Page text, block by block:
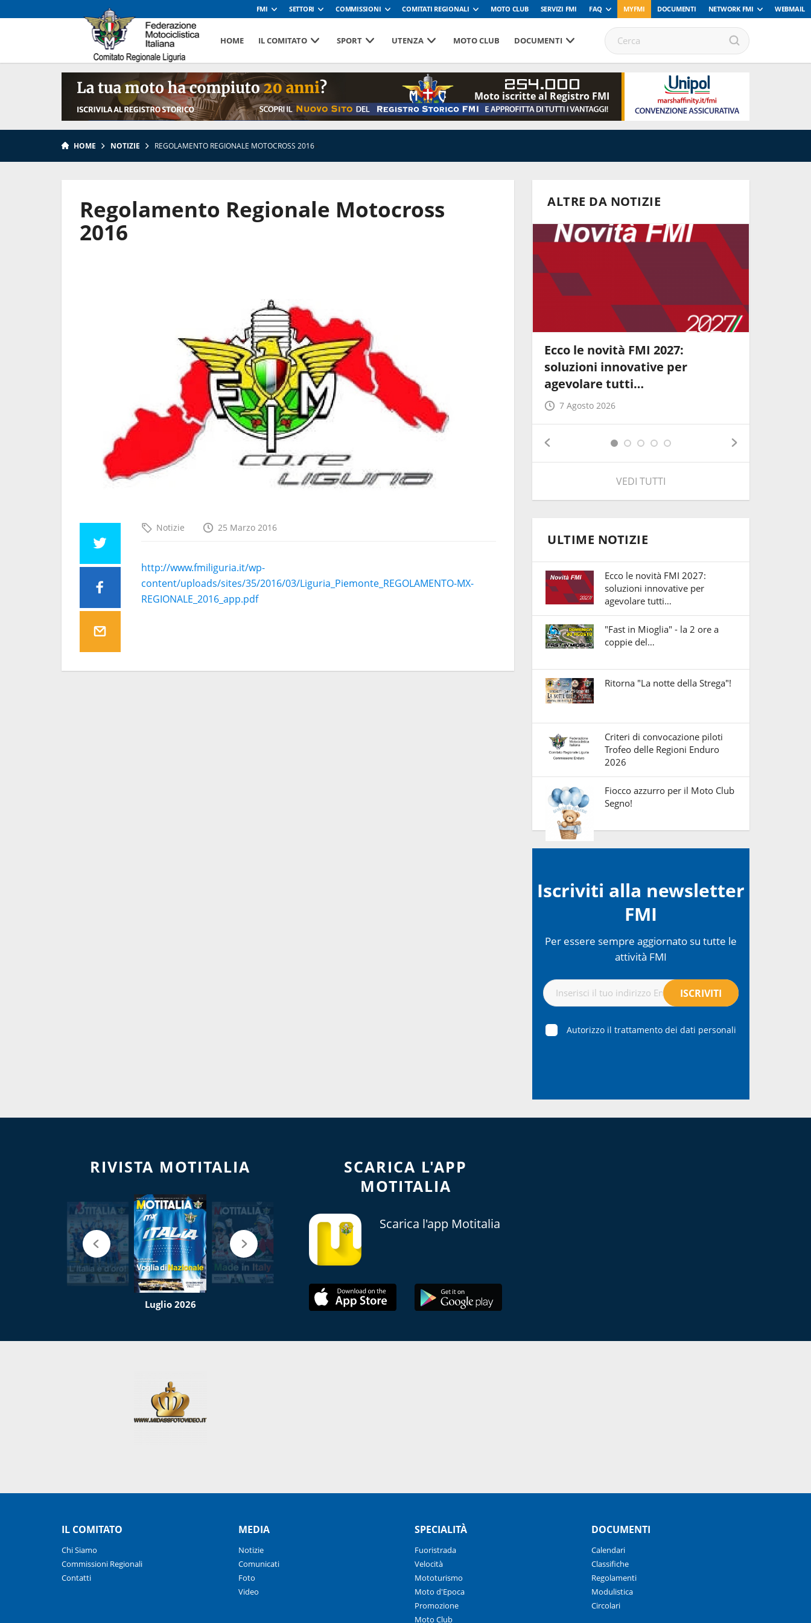
FMI SETTORI COMMISSIONI COMITATI REGIONALI MOTO CLUB SERVIZI FMI FAQ MYFMI DOCUMENTI NETWORK FMI WEBMAIL
HOME IL COMITATO SPORT UTENZA MOTO CLUB DOCUMENTI
254.000
Moto iscritte al Registro FMI
HOME NOTIZIE »
REGOLAMENTO REGIONALE MOTOCROSS 2016
Regolamento Regionale Motocross
2016
Notizie 25 Marzo 2016
http://www.fmiliguria.it/wp-
content/uploads/sites/35/2016/03/Liguria_Piemonte_REGOLAMENTO-MX-
REGIONALE_2016_app.pdf
ALTRE DA NOTIZIE
Criteri di convocazione piloti
Trofeo delle Regioni Enduro
3 Agosto 2026
Fiocco azzurro per il Moto Club
Segno!
30 Luglio 2026
Ecco le novità FMI 2027:
soluzioni innovative per
agevolare tutti…
7 Agosto 2026
VEDI TUTTI
ULTIME NOTIZIE
Ecco le novità FMI 2027:
soluzioni innovative per
agevolare tutti…
"Fast in Mioglia" - la 2 ore a
coppie del…
Ritorna "La notte della Strega"!
Criteri di convocazione piloti
Trofeo delle Regioni Enduro
2026
Fiocco azzurro per il Moto Club
Segno!
Iscriviti alla newsletter
FMI
Per essere sempre aggiornato su tutte le
attività FMI
Autorizzo il trattamento dei dati personali
RIVISTA MOTITALIA
Luglio 2026
SCARICA L'APP
MOTITALIA
Scarica l'app Motitalia
IL COMITATO
Chi Siamo
Commissioni Regionali
Contatti
MEDIA
Notizie
Comunicati
Foto
Video
SPECIALITÀ
Fuoristrada
Velocità
Mototurismo
Moto d'Epoca
Promozione
Moto Club
DOCUMENTI
Calendari
Classifiche
Regolamenti
Modulistica
Circolari